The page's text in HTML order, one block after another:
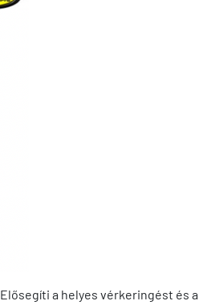
a helyes vérkeringést és